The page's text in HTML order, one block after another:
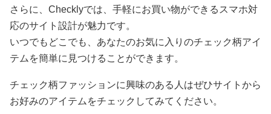
さらに、Checklyでは、手軽にお買い物ができるスマホ対
応のサイト設計が魅力です。
いつでもどこでも、あなたのお気に入りのチェック柄アイ
テムを簡単に見つけることができます。
チェック柄ファッションに興味のある人はぜひサイトから
お好みのアイテムをチェックしてみてください。